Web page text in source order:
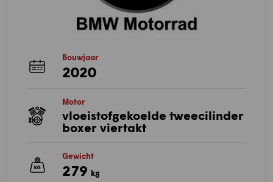
Bouwjaar
2020
Motor
vloeistofgekoelde tweecilinder
boxer viertakt
Gewicht
279 kg